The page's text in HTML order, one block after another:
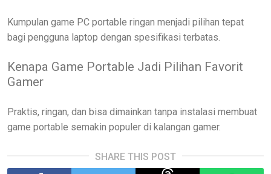
Kumpulan game PC portable ringan menjadi pilihan tepat
bagi pengguna laptop dengan spesifikasi terbatas.
Kenapa Game Portable Jadi Pilihan Favorit
Gamer
Praktis, ringan, dan bisa dimainkan tanpa instalasi membuat
game portable semakin populer di kalangan gamer.
SHARE THIS POST